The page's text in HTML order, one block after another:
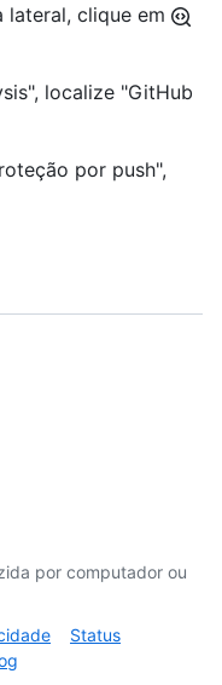
lateral, clique em
localize "GitHub
por push",
por computador ou
Status